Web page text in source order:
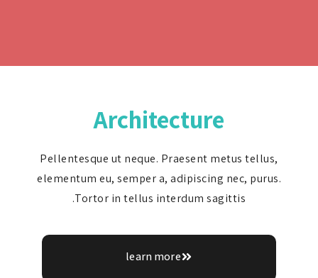
Architecture
Pellentesque ut neque. Praesent metus
elementum eu, semper a, adipiscing nec,
Tortor in tellus interdum sagittis.
learn more